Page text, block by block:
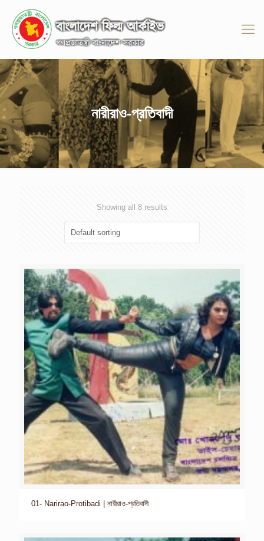
নারীরাও-প্রতিবাদী
Showing all 8 results
01- Narirao-Protibadi | নারীরাও-প্রতিবাদী